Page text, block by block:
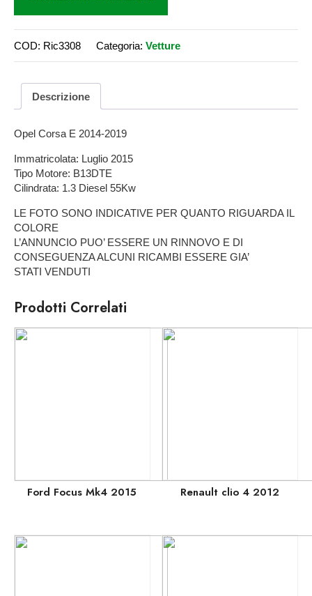
COD: Ric3308 Categoria: Vetture
Descrizione
Opel Corsa E 2014-2019
Immatricolata: Luglio 2015
Tipo Motore: B13DTE
Cilindrata: 1.3 Diesel 55Kw
LE FOTO SONO INDICATIVE PER QUANTO RIGUARDA IL
COLORE
L’ANNUNCIO PUO’ ESSERE UN RINNOVO E DI
CONSEGUENZA ALCUNI RICAMBI ESSERE GIA’
STATI VENDUTI
Prodotti Correlati
Ford Focus Mk4 2015 Renault clio 4 2012